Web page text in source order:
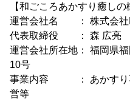
【和ごころあかすり癒しの
運営会社名 ： 株式会社
代表取締役 ： 森 広亮
運営会社所在地： 福岡県
10号
事業内容 ： あかすり専
営等